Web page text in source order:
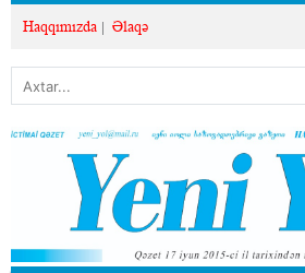
Haqqımızda Əlaqə